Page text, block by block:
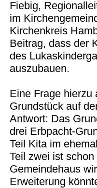
Fiebig,
im
Kirchenkreis
Beitrag, dass der
des
auszubauen.
Eine Frage hierzu
Grundstück auf
Antwort: Das
drei Erbpacht-
Teil Kita im
Teil zwei ist
Gemeindehaus
Erweiterung